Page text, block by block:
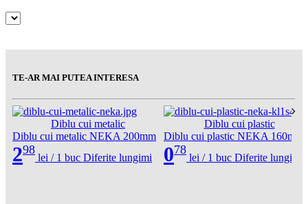
TE-AR MAI PUTEA INTERESA
Diblu cui metalic
Diblu cui metalic NEKA 200mm
298
lei /1 buc Diferite lungimi
Diblu cui plastic
Diblu cui plastic NEKA 160mm
078
lei /1 buc Diferite lungimi